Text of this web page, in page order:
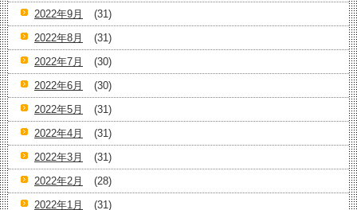
2022年9月
(31)
2022年8月
(31)
2022年7月
(30)
2022年6月
(30)
2022年5月
(31)
2022年4月
(31)
2022年3月
(31)
2022年2月
(28)
2022年1月
(31)